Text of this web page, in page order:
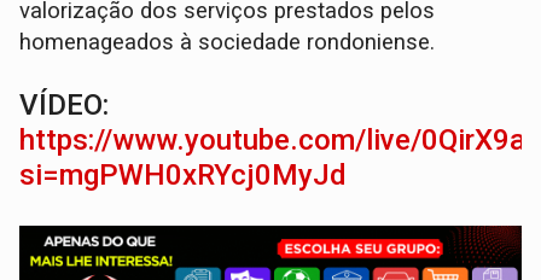
valorização dos serviços prestados pelos
homenageados à sociedade rondoniense.
VÍDEO:
https://www.youtube.com/live/
si=mgPWH0xRYcj0MyJd